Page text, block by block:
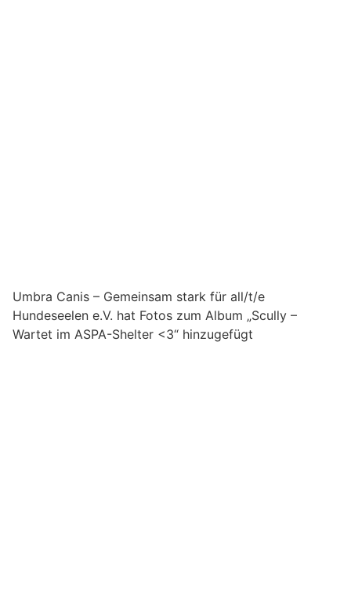
Umbra Canis – Gemeinsam stark für all/t/e
Hundeseelen e.V. hat Fotos zum Album „Scully –
Wartet im ASPA-Shelter <3“ hinzugefügt